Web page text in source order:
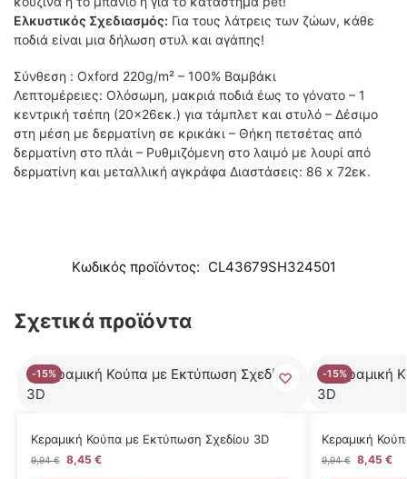
Ελκυστικός Σχεδιασμός: Για τους λάτρεις των ζώων, κάθε
ποδιά είναι μια δήλωση στυλ και αγάπης!
Σύνθεση : Oxford 220g/m² – 100% Βαμβάκι
Λεπτομέρειες: Ολόσωμη, μακριά ποδιά έως το γόνατο – 1
κεντρική τσέπη (20×26εκ.) για τάμπλετ και στυλό – Δέσιμο
στη μέση με δερματίνη σε κρικάκι – Θήκη πετσέτας από
δερματίνη στο πλάι – Ρυθμιζόμενη στο λαιμό με λουρί από
δερματίνη και μεταλλική αγκράφα Διαστάσεις: 86 x 72εκ.
Κωδικός προϊόντος: CL43679SH324501
Σχετικά προϊόντα
-15%
Κεραμική Κούπα με Εκτύπωση Σχεδίου 3D
9,94€ 8,45 €
-15%
Κεραμική
9,94€ 8,45 €